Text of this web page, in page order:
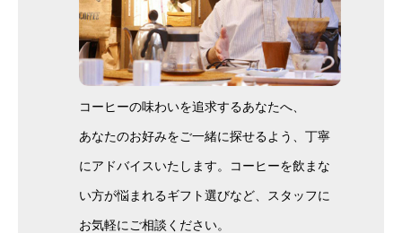
コーヒーの味わいを追求するあなたへ、
あなたのお好みをご一緒に探せるよう、丁寧
にアドバイスいたします。コーヒーを飲まな
い方が悩まれるギフト選びなど、スタッフに
お気軽にご相談ください。